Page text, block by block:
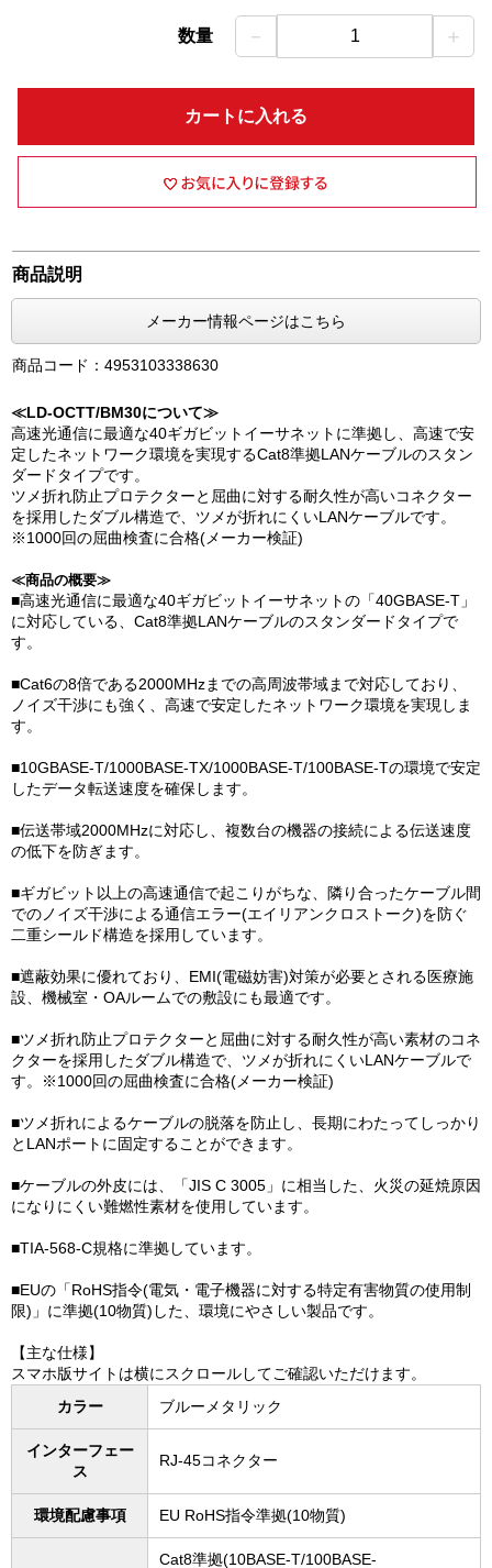
数量 － 1 ＋
カートに入れる
商品説明
メーカー情報ページはこちら
商品コード：4953103338630
≪LD-OCTT/BM30について≫
高速光通信に最適な40ギガビットイーサネットに準拠し、高速で安
定したネットワーク環境を実現するCat8準拠LANケーブルのスタン
ダードタイプです。
ツメ折れ防止プロテクターと屈曲に対する耐久性が高いコネクター
を採用したダブル構造で、ツメが折れにくいLANケーブルです。
※1000回の屈曲検査に合格(メーカー検証)
≪商品の概要≫
■高速光通信に最適な40ギガビットイーサネットの「40GBASE-T」
に対応している、Cat8準拠LANケーブルのスタンダードタイプで
す。
■Cat6の8倍である2000MHzまでの高周波帯域まで対応しており、
ノイズ干渉にも強く、高速で安定したネットワーク環境を実現しま
す。
■10GBASE-T/1000BASE-TX/1000BASE-T/100BASE-Tの環境で安定
したデータ転送速度を確保します。
■伝送帯域2000MHzに対応し、複数台の機器の接続による伝送速度
の低下を防ぎます。
■ギガビット以上の高速通信で起こりがちな、隣り合ったケーブル間
でのノイズ干渉による通信エラー(エイリアンクロストーク)を防ぐ
二重シールド構造を採用しています。
■遮蔽効果に優れており、EMI(電磁妨害)対策が必要とされる医療施
設、機械室・OAルームでの敷設にも最適です。
■ツメ折れ防止プロテクターと屈曲に対する耐久性が高い素材のコネ
クターを採用したダブル構造で、ツメが折れにくいLANケーブルで
す。※1000回の屈曲検査に合格(メーカー検証)
■ツメ折れによるケーブルの脱落を防止し、長期にわたってしっかり
とLANポートに固定することができます。
■ケーブルの外皮には、「JIS C 3005」に相当した、火災の延焼原因
になりにくい難燃性素材を使用しています。
■TIA-568-C規格に準拠しています。
■EUの「RoHS指令(電気・電子機器に対する特定有害物質の使用制
限)」に準拠(10物質)した、環境にやさしい製品です。
【主な仕様】
スマホ版サイトは横にスクロールしてご確認いただけます。
カラー
ブルーメタリック
インターフェー
ス
RJ-45コネクター
環境配慮事項 EU RoHS指令準拠(10物質)
Cat8準拠(10BASE-T/100BASE-